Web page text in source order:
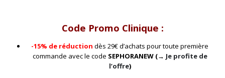
Code Promo Clinique :
-15% de réduction dès 29€ d’achats pour toute première
commande avec le code SEPHORANEW (→ Je profite de
l’offre)